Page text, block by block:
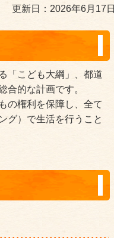
更新日：2026年6月17日
「こども大綱」、都道
合的な計画です。
の権利を保障し、全て
グ）で生活を行うこと